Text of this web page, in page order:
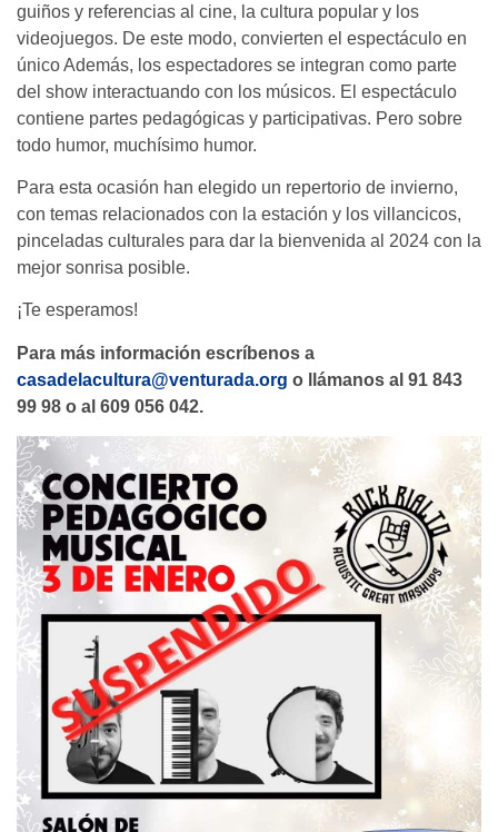
guiños y referencias al cine, la cultura popular y los
videojuegos. De este modo, convierten el espectáculo en
único Además, los espectadores se integran como parte
del show interactuando con los músicos. El espectáculo
contiene partes pedagógicas y participativas. Pero sobre
todo humor, muchísimo humor.
Para esta ocasión han elegido un repertorio de invierno,
con temas relacionados con la estación y los villancicos,
pinceladas culturales para dar la bienvenida al 2024 con la
mejor sonrisa posible.
¡Te esperamos!
Para más información escríbenos a
casadelacultura@venturada.org o llámanos al 91 843
99 98 o al 609 056 042.